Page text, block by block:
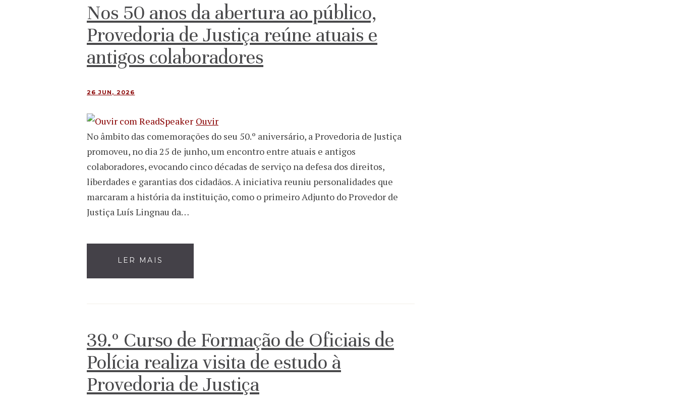
Nos 50 anos da abertura ao público,
Provedoria de Justiça reúne atuais e
antigos colaboradores
26 JUN, 2026
Ouvir
No âmbito das comemorações do seu 50.º aniversário, a Provedoria de Justiça
promoveu, no dia 25 de junho, um encontro entre atuais e antigos
colaboradores, evocando cinco décadas de serviço na defesa dos direitos,
liberdades e garantias dos cidadãos. A iniciativa reuniu personalidades que
marcaram a história da instituição, como o primeiro Adjunto do Provedor de
Justiça Luís Lingnau da…
LER MAIS
39.º Curso de Formação de Oficiais de
Polícia realiza visita de estudo à
Provedoria de Justiça